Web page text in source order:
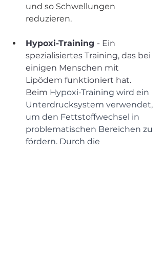
und so Schwellungen
reduzieren.
Hypoxi-Training - Ein
spezialisiertes Training, das bei
einigen Menschen mit
Lipödem funktioniert hat.
Beim Hypoxi-Training wird ein
Unterdrucksystem verwendet,
um den Fettstoffwechsel in
problematischen Bereichen zu
fördern. Durch die